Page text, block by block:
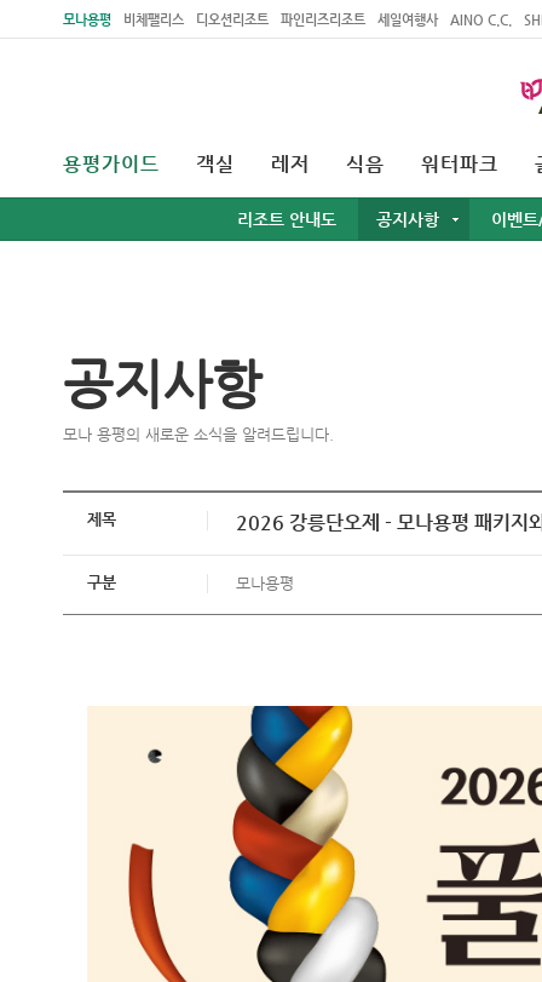
모나용평 비체팰리스 디오션리조트 파인리즈리조트 세일여행사 AINO C.C.
용평가이드
리조트 안내도 공지사항 이벤
객실 레저 식음 워터파크
공지사항
모나 용평의 새로운 소식을 알려드립니다.
제목 2026 강릉단오제 - 모나용평 패키지
구분 모나용평